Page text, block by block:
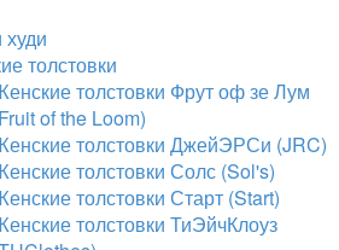
худи
толстовки
толстовки Фрут оф зе Лум
of the Loom)
толстовки ДжейЭРСи (JRC)
толстовки Солс (Sol's)
толстовки Старт (Start)
толстовки ТиЭйчКлоуз